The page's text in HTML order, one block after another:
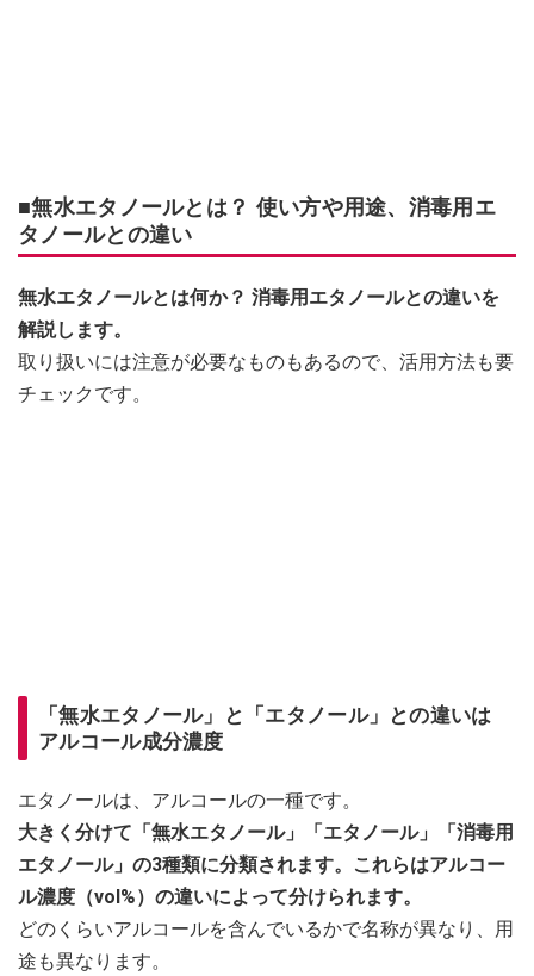
■無水エタノールとは？ 使い方や用途、消毒用エ
タノールとの違い
無水エタノールとは何か？ 消毒用エタノールとの違いを
解説します。
取り扱いには注意が必要なものもあるので、活用方法も要
チェックです。
「無水エタノール」と「エタノール」との違いは
アルコール成分濃度
エタノールは、アルコールの一種です。
大きく分けて「無水エタノール」「エタノール」「消毒用
エタノール」の3種類に分類されます。これらはアルコー
ル濃度（vol%）の違いによって分けられます。
どのくらいアルコールを含んでいるかで名称が異なり、用
途も異なります。